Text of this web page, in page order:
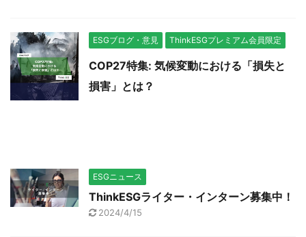
ESGブログ・意見 ThinkESGプレミアム会員限定
COP27特集: 気候変動における「損失と
損害」とは？
ESGニュース
ThinkESGライター・インターン募集中！
2024/4/15